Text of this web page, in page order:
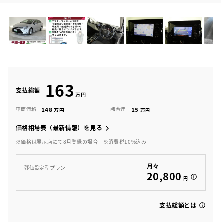
支払総額 163
車両価格 148 諸費用 15
価格相場表（最新情報）を見る
※価格は展示店にて8月登録の場合 ※消費税10%込み
残価設定型プラン 月々
20,800 円
支払総額とは